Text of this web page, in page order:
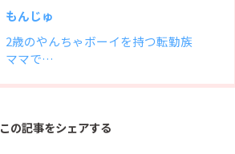
もんじゅ
2歳のやんちゃボーイを持つ転勤族
ママで…
この記事をシェアする